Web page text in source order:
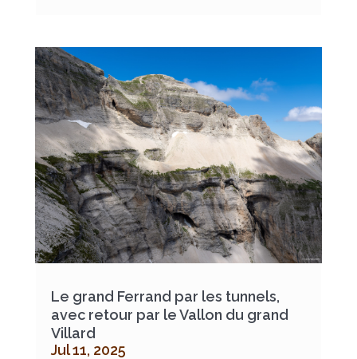
Le grand Ferrand par les tunnels,
avec retour par le Vallon du grand
Villard
Jul 11, 2025